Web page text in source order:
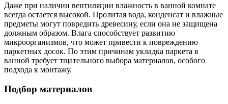
Даже при наличии вентиляции влажность в ванной комнате
всегда остается высокой. Пролитая вода, конденсат и влажные
предметы могут повредить древесину, если она не защищена
должным образом. Влага способствует развитию
микроорганизмов, что может привести к повреждению
паркетных досок. По этим причинам укладка паркета в
ванной требует тщательного выбора материалов, особого
подхода к монтажу.
Подбор материалов